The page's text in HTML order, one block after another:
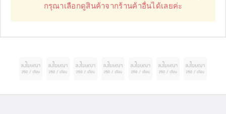
กรุณาเลือกดูสินค้าจากร้านค้าอื่นได้เลยค่ะ